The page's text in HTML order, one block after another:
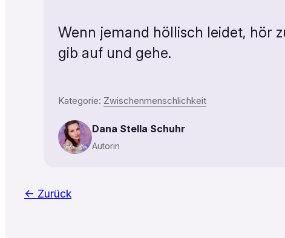
Wenn jemand höllisch leidet, hör
gib auf und gehe.
Kategorie: Zwischenmenschlichkeit
Dana Stella Schuhr
Autorin
← Zurück